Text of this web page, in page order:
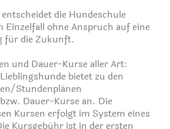
die Hundeschule
Einzelfall ohne Anspruch auf eine
für die Zukunft.
und Dauer-Kurse aller Art:
bietet zu den
Stundenplänen
Dauer-Kurse an. Die
Kursen erfolgt im System eines
Kursgebühr ist in der ersten